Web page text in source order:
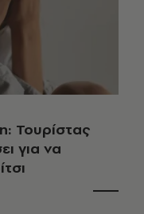
Τουρίστας
για να